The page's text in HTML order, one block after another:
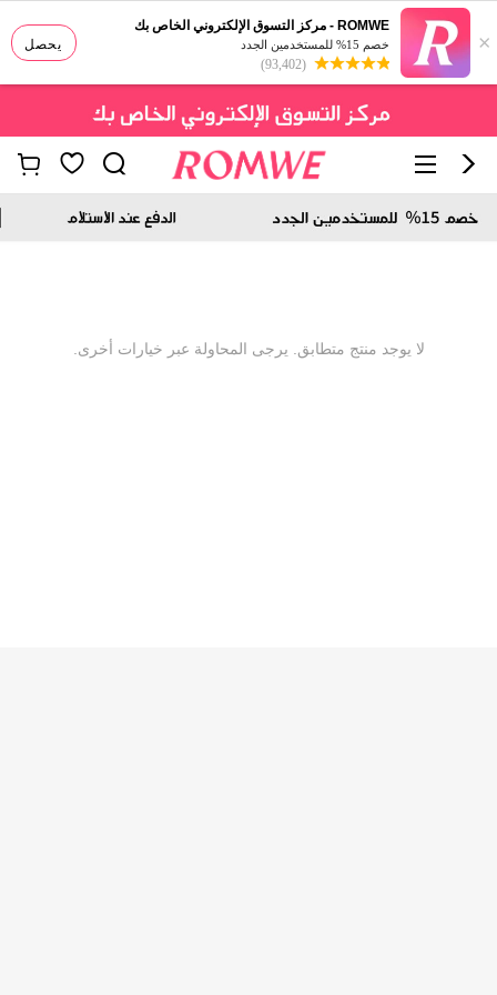
يحصل ×
ROMWE - مركز التسوق الإلكتروني الخاص بك
خصم 15% للمستخدمين الجدد
(93,402)
لا يوجد منتج متطابق. يرجى المحاولة عبر خيارات أخرى.